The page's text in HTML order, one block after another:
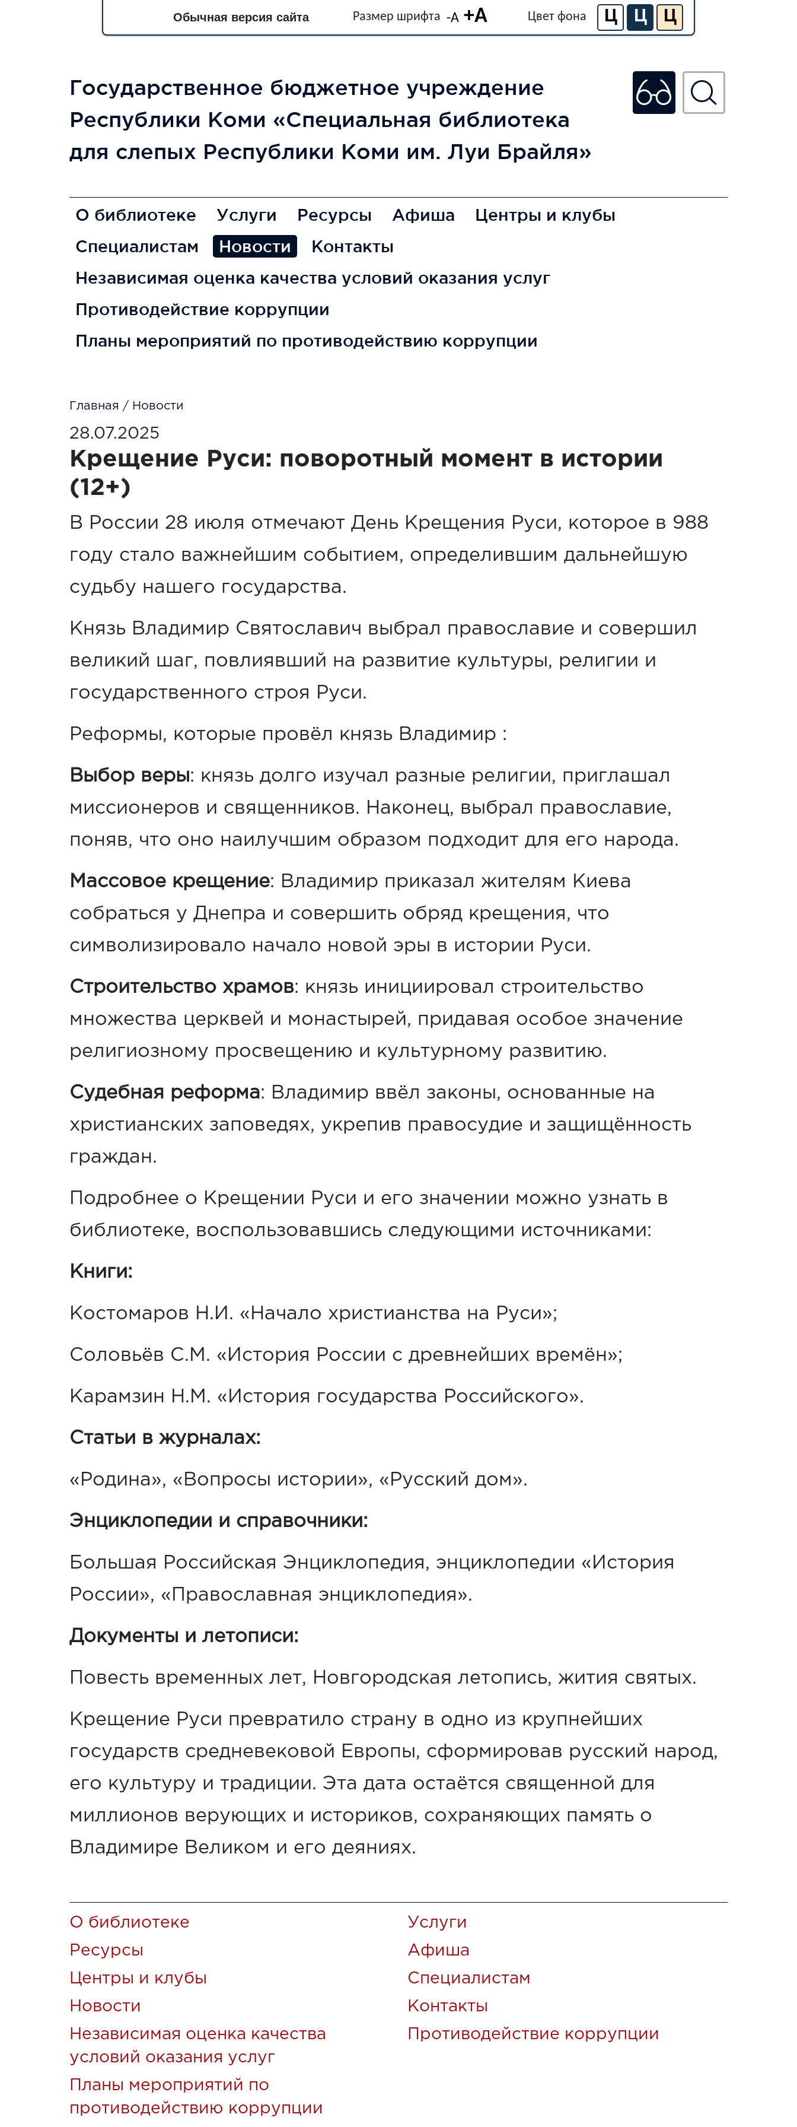
Обычная версия сайта Размер шрифта -A +A Цвет фона Ц Ц Ц
Государственное бюджетное учреждение
Республики Коми «Специальная библиотека
для слепых Республики Коми им. Луи Брайля»
О библиотеке Услуги Ресурсы Афиша
Центры и клубы
Специалистам
Новости
Контакты
Независимая оценка качества условий оказания услуг
Противодействие коррупции
Планы мероприятий по противодействию коррупции
Главная / Новости
28.07.2025
Крещение Руси: поворотный момент в истории
(12+)
В России 28 июля отмечают День Крещения Руси, которое в 988
году стало важнейшим событием, определившим дальнейшую
судьбу нашего государства.
Князь Владимир Святославич выбрал православие и совершил
великий шаг, повлиявший на развитие культуры, религии и
государственного строя Руси.
Реформы, которые провёл князь Владимир :
Выбор веры: князь долго изучал разные религии, приглашал
миссионеров и священников. Наконец, выбрал православие,
поняв, что оно наилучшим образом подходит для его народа.
Массовое крещение: Владимир приказал жителям Киева
собраться у Днепра и совершить обряд крещения, что
символизировало начало новой эры в истории Руси.
Строительство храмов: князь инициировал строительство
множества церквей и монастырей, придавая особое значение
религиозному просвещению и культурному развитию.
Судебная реформа: Владимир ввёл законы, основанные на
христианских заповедях, укрепив правосудие и защищённость
граждан.
Подробнее о Крещении Руси и его значении можно узнать в
библиотеке, воспользовавшись следующими источниками:
Книги:
Костомаров Н.И. «Начало христианства на Руси»;
Соловьёв С.М. «История России с древнейших времён»;
Карамзин Н.М. «История государства Российского».
Статьи в журналах:
«Родина», «Вопросы истории», «Русский дом».
Энциклопедии и справочники:
Большая Российская Энциклопедия, энциклопедии «История
России», «Православная энциклопедия».
Документы и летописи:
Повесть временных лет, Новгородская летопись, жития святых.
Крещение Руси превратило страну в одно из крупнейших
государств средневековой Европы, сформировав русский народ,
его культуру и традиции. Эта дата остаётся священной для
миллионов верующих и историков, сохраняющих память о
Владимире Великом и его деяниях.
О библиотеке
Услуги
Ресурсы
Афиша
Центры и клубы
Специалистам
Новости
Контакты
Независимая оценка качества
условий оказания услуг
Противодействие коррупции
Планы мероприятий по
противодействию коррупции